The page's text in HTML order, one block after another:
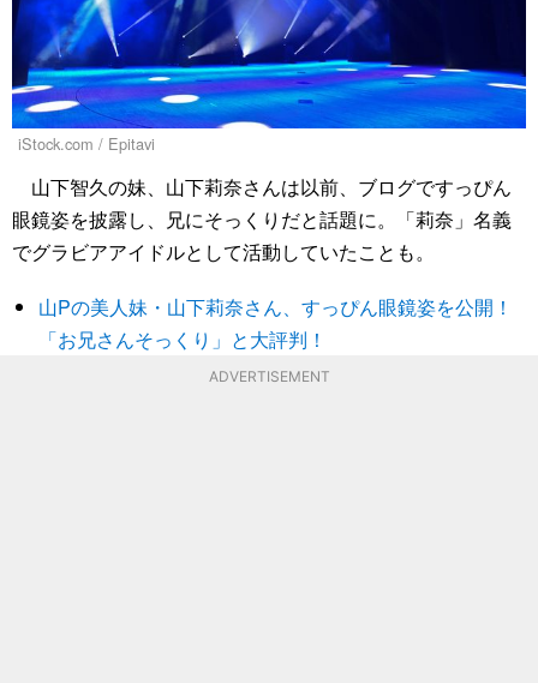
iStock.com / Epitavi
山下智久の妹、山下莉奈さんは以前、ブログですっぴん
眼鏡姿を披露し、兄にそっくりだと話題に。「莉奈」名義
でグラビアアイドルとして活動していたことも。
山Pの美人妹・山下莉奈さん、すっぴん眼鏡姿を公開！
「お兄さんそっくり」と大評判！
ADVERTISEMENT